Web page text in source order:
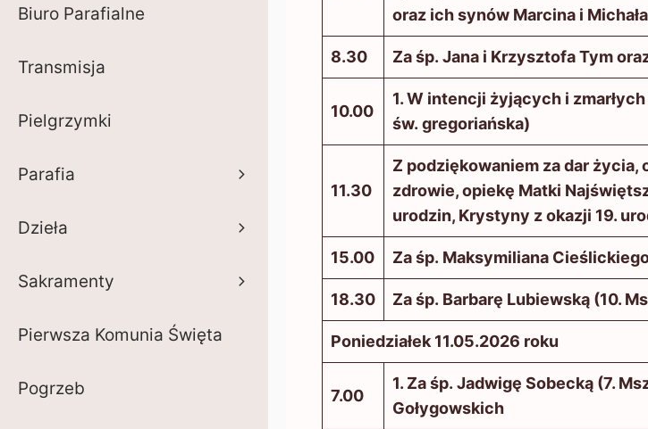
oraz ich synów Marcina i
8.30 Za śp. Jana i Krzysztofa Tym
10.00
1. W intencji żyjących i
św. gregoriańska)
11.30
Z podziękowaniem za dar życia,
zdrowie, opiekę Matki
urodzin, Krystyny z okazji 19.
15.00 Za śp. Maksymiliana
18.30 Za śp. Barbarę Lubiewską (10.
Poniedziałek 11.05.2026 roku
7.00
1. Za śp. Jadwigę Sobecką (7.
Gołygowskich
Biuro Parafialne
Transmisja
Pielgrzymki
Parafia
Dzieła
Sakramenty
Pierwsza Komunia Święta
Pogrzeb